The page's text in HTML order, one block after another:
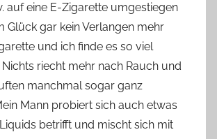
v
o
n
n
e
auf eine E-Zigarette umgestiegen
Glück gar kein Verlangen mehr
und ich finde es so viel
riecht mehr nach Rauch und
manchmal sogar ganz
Mann probiert sich auch etwas
betrifft und mischt sich mit